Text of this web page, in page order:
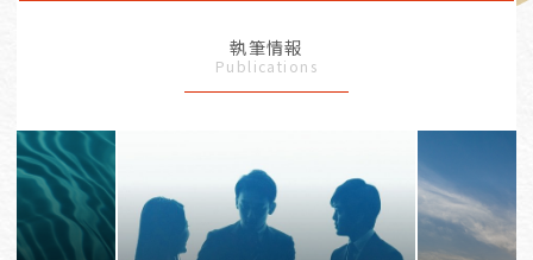
執筆情報
Publications